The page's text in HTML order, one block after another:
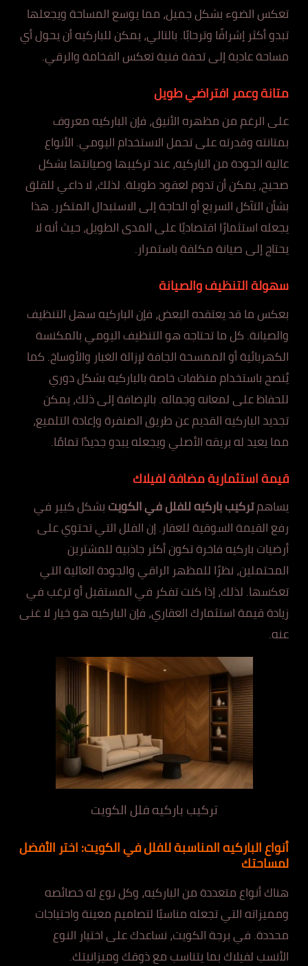
تعكس الضوء بشكل جميل، مما يوسع المساحة ويجعلها
تبدو أكثر إشراقًا وترحابًا. بالتالي، يمكن للباركيه أن يحول أي
مساحة عادية إلى تحفة فنية تعكس الفخامة والرقي.
متانة وعمر افتراضي طويل
على الرغم من مظهره الأنيق، فإن الباركيه معروف
بمتانته وقدرته على تحمل الاستخدام اليومي. الأنواع
عالية الجودة من الباركيه، عند تركيبها وصيانتها بشكل
صحيح، يمكن أن تدوم لعقود طويلة. لذلك، لا داعي للقلق
بشأن التآكل السريع أو الحاجة إلى الاستبدال المتكرر. هذا
يجعله استثمارًا اقتصاديًا على المدى الطويل، حيث أنه لا
يحتاج إلى صيانة مكلفة باستمرار.
سهولة التنظيف والصيانة
بعكس ما قد يعتقده البعض، فإن الباركيه سهل التنظيف
والصيانة. كل ما تحتاجه هو التنظيف اليومي بالمكنسة
الكهربائية أو الممسحة الجافة لإزالة الغبار والأوساخ. كما
يُنصح باستخدام منظفات خاصة بالباركيه بشكل دوري
للحفاظ على لمعانه وجماله. بالإضافة إلى ذلك، يمكن
تجديد الباركيه القديم عن طريق الصنفرة وإعادة التلميع،
مما يعيد له بريقه الأصلي ويجعله يبدو جديدًا تمامًا.
قيمة استثمارية مضافة لفيلاك
يساهمتركيب باركيه للفلل في الكويتبشكل كبير في
رفع القيمة السوقية للعقار. إن الفلل التي تحتوي على
أرضيات باركيه فاخرة تكون أكثر جاذبية للمشترين
المحتملين، نظرًا للمظهر الراقي والجودة العالية التي
تعكسها. لذلك، إذا كنت تفكر في المستقبل أو ترغب في
زيادة قيمة استثمارك العقاري، فإن الباركيه هو خيار لا غنى
عنه.
تركيب باركيه فلل الكويت
أنواع الباركيه المناسبة للفلل في الكويت: اختر الأفضل
لمساحتك
هناك أنواع متعددة من الباركيه، وكل نوع له خصائصه
ومميزاته التي تجعله مناسبًا لتصاميم معينة واحتياجات
محددة. في برجة الكويت، نساعدك على اختيار النوع
الأنسب لفيلاك بما يتناسب مع ذوقك وميزانيتك.